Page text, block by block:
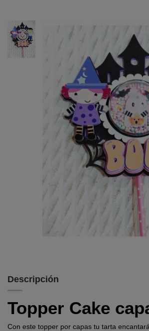
Descripción
Topper Cake
Con este topper por capas tu tarta